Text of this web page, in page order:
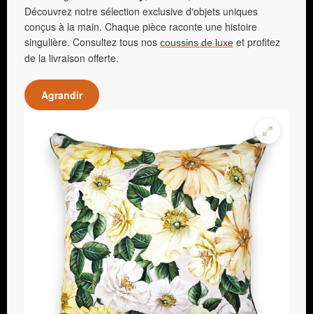
Découvrez notre sélection exclusive d'objets uniques
conçus à la main. Chaque pièce raconte une histoire
singulière. Consultez tous nos coussins de luxe et profitez
de la livraison offerte.
Agrandir